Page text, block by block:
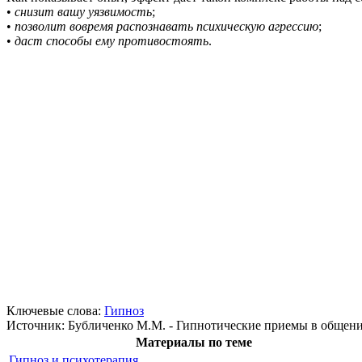
• снизит вашу уязвимость;
• позволит вовремя распознавать психическую агрессию;
• даст способы ему противостоять.
Ключевые слова: Гипноз
Источник: Бубличенко М.М. - Гипнотические приемы в
Материалы по теме